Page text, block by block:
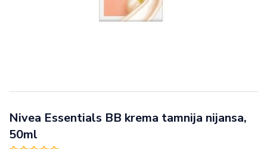
Nivea Essentials BB krema tamnija nijansa,
50ml